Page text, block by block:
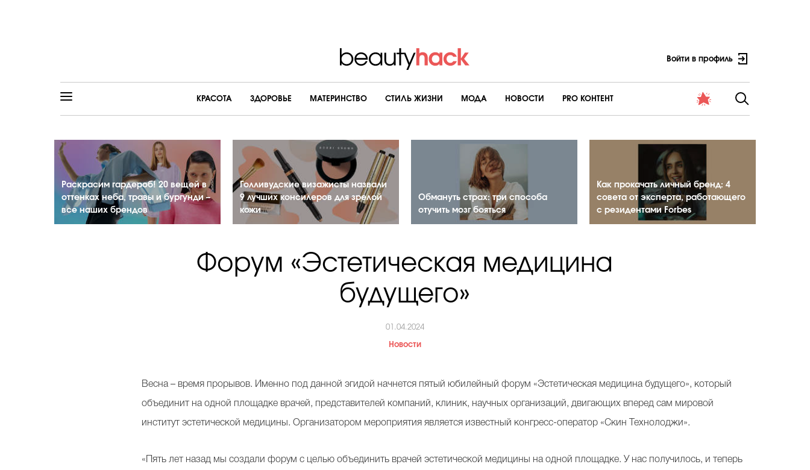
Войти в профиль
КРАСОТА ЗДОРОВЬЕ МАТЕРИНСТВО CТИЛЬ ЖИЗНИ МОДА НОВОСТИ PRO КОНТЕНТ
Раскрасим гардероб! 20 вещей в
оттенках неба, травы и бургунди –
все наших брендов
Голливудские визажисты назвали
9 лучших консилеров для зрелой
кожи
Обмануть страх: три способа
отучить мозг бояться
Как прокачать личный бренд: 4
совета от эксперта, работающего
с резидентами Forbes
Форум «Эстетическая медицина
будущего»
01.04.2024
Новости
Весна – время прорывов. Именно под данной эгидой начнется пятый юбилейный форум «Эстетическая медицина будущего», который
объединит на одной площадке врачей, представителей компаний, клиник, научных организаций, двигающих вперед сам мировой
институт эстетической медицины. Организатором мероприятия является известный конгресс-оператор «Скин Технолоджи».
«Пять лет назад мы создали форум с целью объединить врачей эстетической медицины на одной площадке. У нас получилось, и теперь